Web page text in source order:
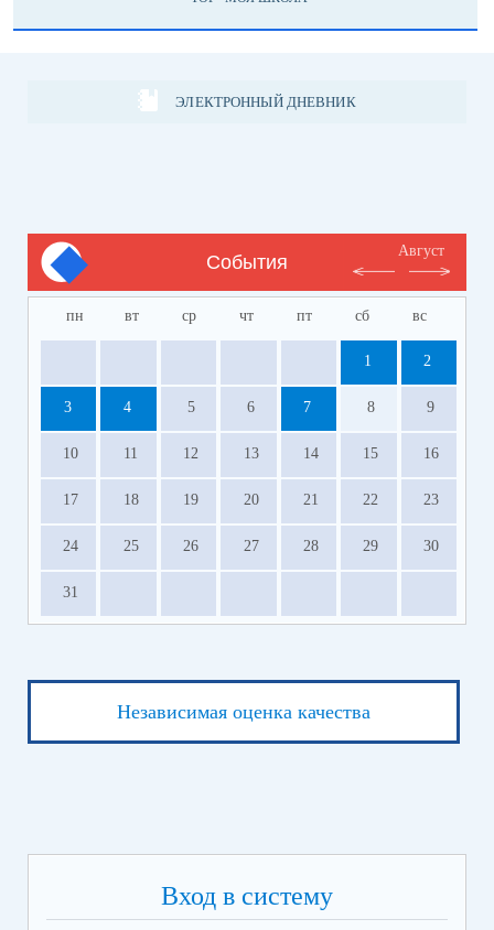
ЭЛЕКТРОННЫЙ ДНЕВНИК
События
Август
пн вт ср чт пт сб вс
1 2
3 4 5 6 7 8 9
10 11 12 13 14 15 16
17 18 19 20 21 22 23
24 25 26 27 28 29 30
31
Независимая оценка качества
Вход в систему